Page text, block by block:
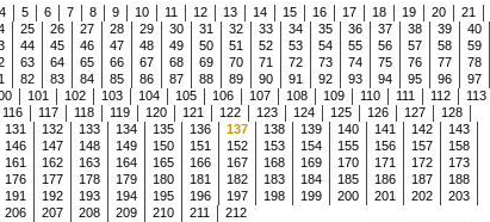
4 5 6 7 8 9 10 11 12 13 14 15 16 17 18 19 20
21
25 26 27 28 29 30 31 32 33 34 35 36 37 38 39
40
44 45 46 47 48 49 50 51 52 53 54 55 56 57 58
59
63 64 65 66 67 68 69 70 71 72 73 74 75 76 77
78
82 83 84 85 86 87 88 89 90 91 92 93 94 95 96
97
101 102 103 104 105 106 107 108 109 110 111 112
113
116 117 118 119 120 121 122 123 124 125 126 127
128
131 132 133 134 135 136 137 138 139 140 141 142
143
146 147 148 149 150 151 152 153 154 155 156 157
158
161 162 163 164 165 166 167 168 169 170 171 172
173
176 177 178 179 180 181 182 183 184 185 186 187
188
191 192 193 194 195 196 197 198 199 200 201 202
203
206 207 208 209 210 211
212